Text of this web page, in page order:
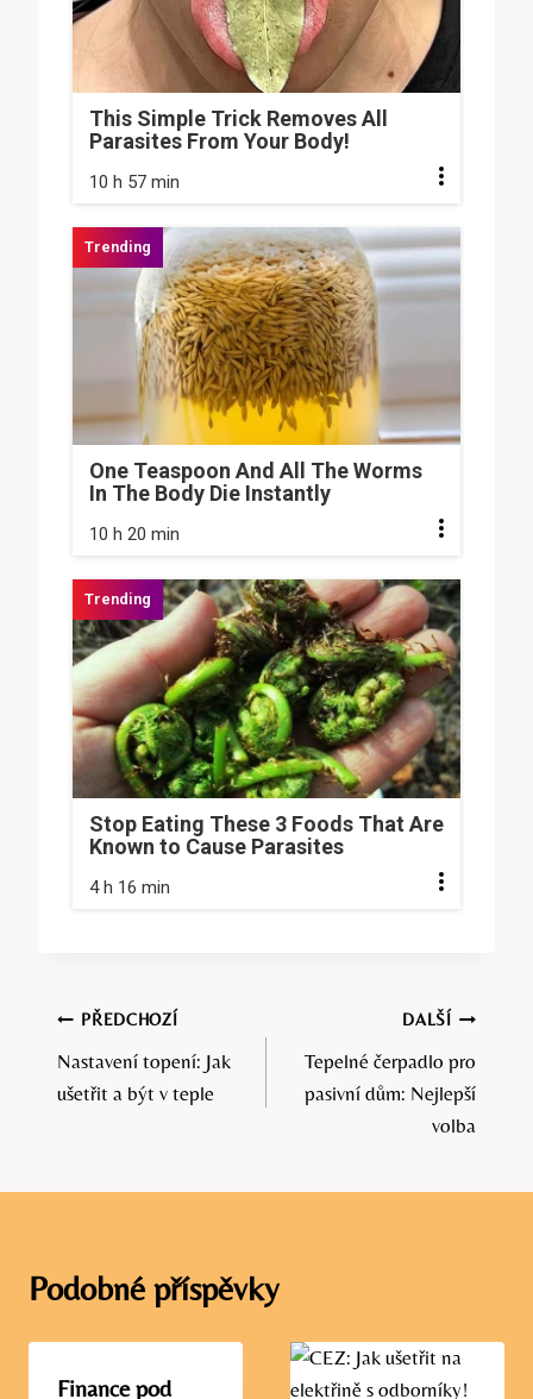
This Simple Trick Removes All
Parasites From Your Body!
10 h 57 min
One Teaspoon And All The Worms
In The Body Die Instantly
10 h 20 min
Stop Eating These 3 Foods That Are
Known to Cause Parasites
4 h 16 min
Navigace
pro
PŘEDCHOZÍ
Nastavení topení: Jak
ušetřit a být v teple
DALŠÍ
Tepelné čerpadlo pro
pasivní dům: Nejlepší
volba
Podobné příspěvky
Finance pod